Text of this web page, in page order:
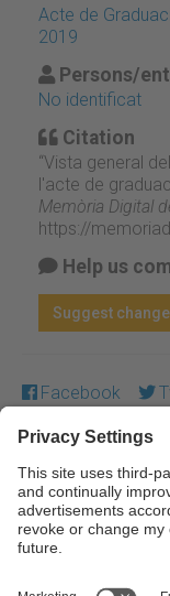
Acte de
2019
Persons/
No identificat
Citation
“Vista general
l'acte de
Memòria Digital
https://
Help us
Suggest change
Facebook
Except where
licensed under a
NonCommercial-